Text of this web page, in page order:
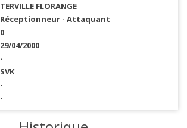
TERVILLE FLORANGE
Réceptionneur - Attaquant
0
29/04/2000
-
SVK
-
-